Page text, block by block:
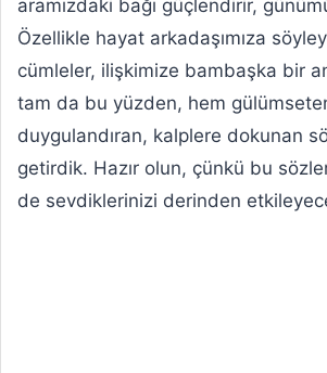
aramızdaki bağı güçlendirir,
Özellikle hayat arkadaşımıza
cümleler, ilişkimize bambaşka bir
tam da bu yüzden, hem
duygulandıran, kalplere dokunan
getirdik. Hazır olun, çünkü bu
de sevdiklerinizi derinden